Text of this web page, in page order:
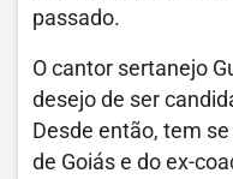
passado.
O cantor sertanejo
desejo de ser
Desde então, tem
de Goiás e do ex-